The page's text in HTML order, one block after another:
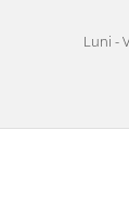
Luni -